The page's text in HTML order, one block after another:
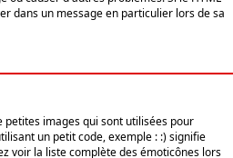
dans un message en particulier lors de sa
petites images qui sont utilisées pour
un petit code, exemple : :) signifie
voir la liste complète des émoticônes lors